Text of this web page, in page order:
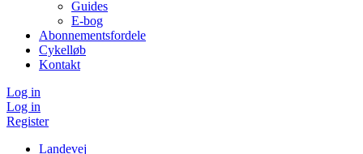
Guides
E-bog
Abonnementsfordele
Cykelløb
Kontakt
Log in
Log in
Register
Landevej